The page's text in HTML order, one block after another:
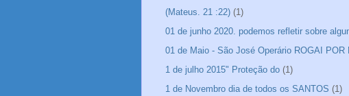
(Mateus. 21 :22) (1)
01 de junho 2020. podemos refletir sobre
01 de Maio - São José Operário ROGAI POR
1 de julho 2015" Proteção do (1)
1 de Novembro dia de todos os SANTOS (1)